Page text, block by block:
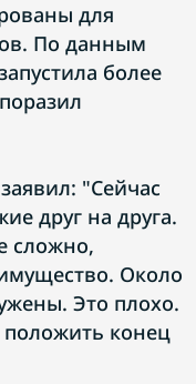
для
По данным
более
"Сейчас
друг на друга.
сложно,
Около
Это плохо.
конец